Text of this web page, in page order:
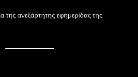
της ανεξάρτητης εφημερίδας της